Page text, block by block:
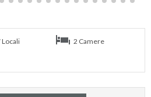
Locali
2 Camere